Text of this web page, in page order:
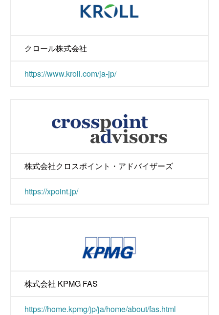
クロール株式会社
https://www.kroll.com/ja-jp/
株式会社クロスポイント・アドバイザーズ
https://xpoint.jp/
株式会社 KPMG FAS
https://home.kpmg/jp/ja/home/about/fas.html